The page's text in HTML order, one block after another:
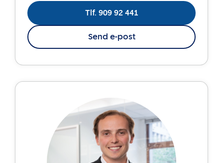
Tlf. 909 92 441
Send e-post